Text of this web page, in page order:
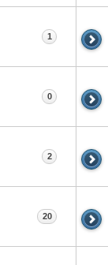
1
0
2
20